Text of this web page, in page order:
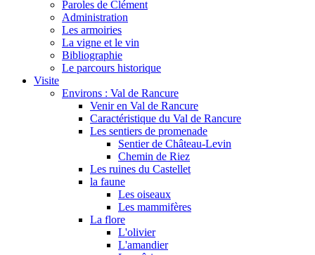
Paroles de Clément
Administration
Les armoiries
La vigne et le vin
Bibliographie
Le parcours historique
Visite
Environs : Val de Rancure
Venir en Val de Rancure
Caractéristique du Val de Rancure
Les sentiers de promenade
Sentier de Château-Levin
Chemin de Riez
Les ruines du Castellet
la faune
Les oiseaux
Les mammifères
La flore
L'olivier
L'amandier